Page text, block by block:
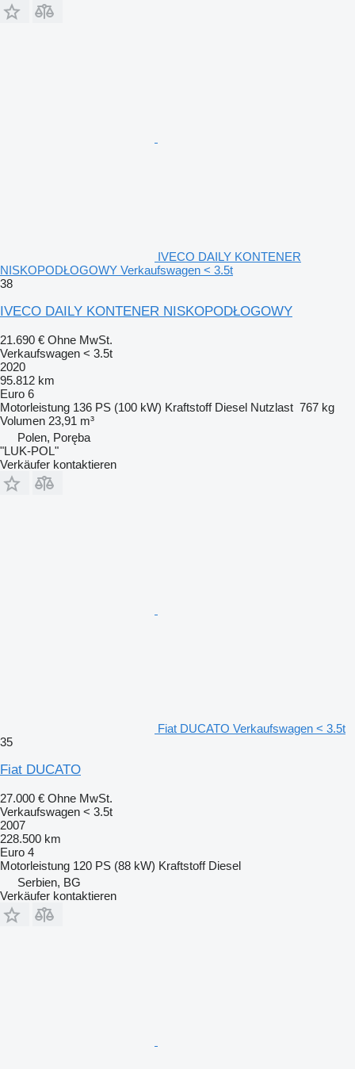
IVECO DAILY KONTENER
NISKOPODŁOGOWY Verkaufswagen < 3.5t
38
IVECO DAILY KONTENER NISKOPODŁOGOWY
21.690 € Ohne MwSt.
Verkaufswagen < 3.5t
2020
95.812 km
Euro 6
Motorleistung 136 PS (100 kW) Kraftstoff Diesel Nutzlast 767 kg
Volumen 23,91 m³
Polen, Poręba
"LUK-POL"
Verkäufer kontaktieren
Fiat DUCATO Verkaufswagen < 3.5t
35
Fiat DUCATO
27.000 € Ohne MwSt.
Verkaufswagen < 3.5t
2007
228.500 km
Euro 4
Motorleistung 120 PS (88 kW) Kraftstoff Diesel
Serbien, BG
Verkäufer kontaktieren